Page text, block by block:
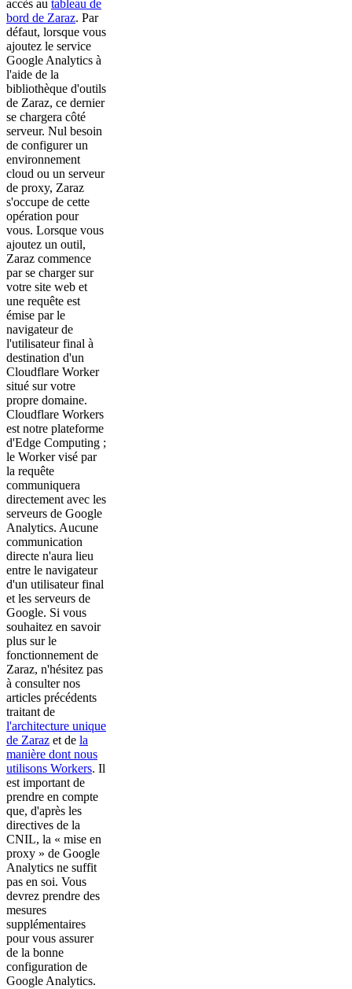
accès au tableau de
bord de Zaraz. Par
défaut, lorsque vous
ajoutez le service
Google Analytics à
l'aide de la
bibliothèque d'outils
de Zaraz, ce dernier
se chargera côté
serveur. Nul besoin
de configurer un
environnement
cloud ou un serveur
de proxy, Zaraz
s'occupe de cette
opération pour
vous. Lorsque vous
ajoutez un outil,
Zaraz commence
par se charger sur
votre site web et
une requête est
émise par le
navigateur de
l'utilisateur final à
destination d'un
Cloudflare Worker
situé sur votre
propre domaine.
Cloudflare Workers
est notre plateforme
d'Edge Computing ;
le Worker visé par
la requête
communiquera
directement avec les
serveurs de Google
Analytics. Aucune
communication
directe n'aura lieu
entre le navigateur
d'un utilisateur final
et les serveurs de
Google. Si vous
souhaitez en savoir
plus sur le
fonctionnement de
Zaraz, n'hésitez pas
à consulter nos
articles précédents
traitant de
l'architecture unique
de Zaraz et de la
manière dont nous
utilisons Workers. Il
est important de
prendre en compte
que, d'après les
directives de la
CNIL, la « mise en
proxy » de Google
Analytics ne suffit
pas en soi. Vous
devrez prendre des
mesures
supplémentaires
pour vous assurer
de la bonne
configuration de
Google Analytics.